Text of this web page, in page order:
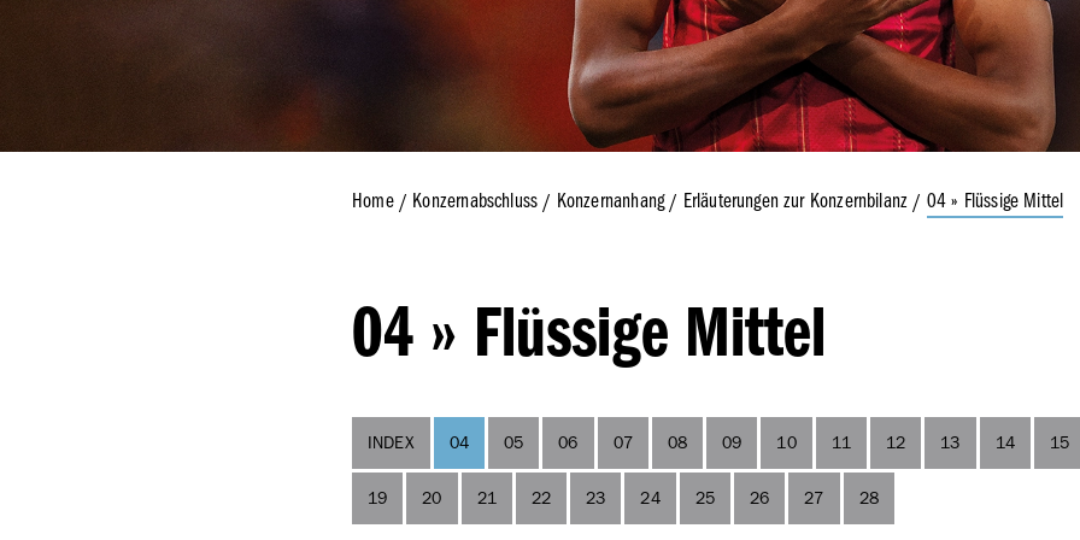
Prüfungsvermerk des unabhängigen
Wirtschaftsprüfers –
Konzernnachhaltigkeits­erklärung
Home Konzernabschluss Konzernanhang Erläuterungen zur Konzernbilanz 04 » Flüssige Mittel
04 » Flüssige Mittel
INDEX 04 05 06 07 08 09 10 11 12 13 14 15
19 20 21 22 23 24 25 26 27 28